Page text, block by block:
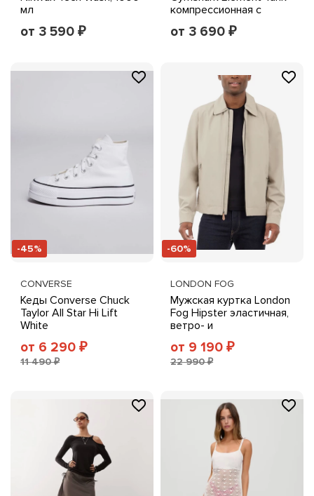
мл
от 3 590 ₽
компрессионная с
сетчатыми вставками,
черная
от 3 690 ₽
-45%
CONVERSE
Кеды Converse Chuck
Taylor All Star Hi Lift
White
от 6 290 ₽
11 490 ₽
-60%
LONDON FOG
Мужская куртка London
Fog Hipster эластичная,
ветро- и
водоотталкивающая на
молнии, серая
от 9 190 ₽
22 990 ₽